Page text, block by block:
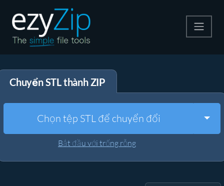
Giải nén
Công cụ khác
Chuyển STL thành ZIP
Chọn tệp STL để chuyển đổi
Bắt đầu với trống rỗng